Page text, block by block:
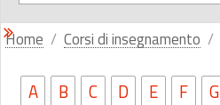
Home Corsi di insegnamento
A B C D E F G